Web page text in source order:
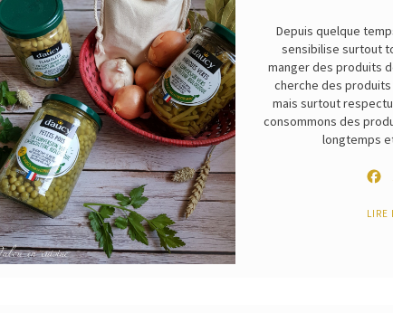
Depuis quelque
sensibilise surtout
manger des produits
cherche des
mais surtout
consommons des
longtemps
LIRE